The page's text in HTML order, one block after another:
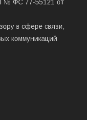
№ ФС 77-55121 от
в сфере связи,
коммуникаций